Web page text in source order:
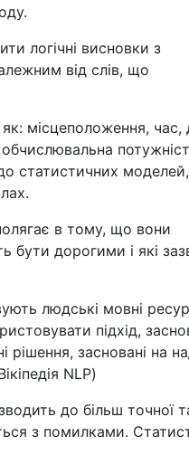
логічні висновки з
від слів, що
місцеположення, час,
статистичних моделей,
в тому, що вони
бути дорогими і які
людські мовні
підхід,
засновані на
NLP)
до більш точної
з помилками.